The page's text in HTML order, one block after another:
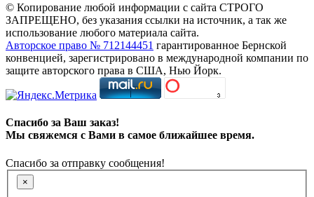
© Копирование любой информации с сайта СТРОГО
ЗАПРЕЩЕНО, без указания ссылки на источник, а так же
использование любого материала сайта.
Авторское право № 712144451 гарантированное Бернской
конвенцией, зарегистрировано в международной компании по
защите авторского права в США, Нью Йорк.
Спасибо за Ваш заказ!
Мы свяжемся с Вами в самое ближайшее время.
Спасибо за отправку сообщения!
×